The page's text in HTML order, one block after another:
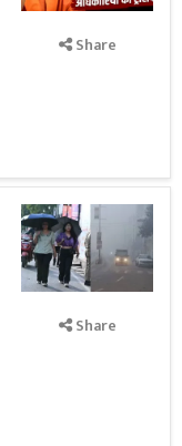
Share
Share